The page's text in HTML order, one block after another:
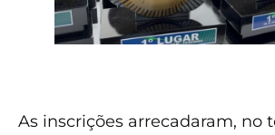
As inscrições arrecadaram, no